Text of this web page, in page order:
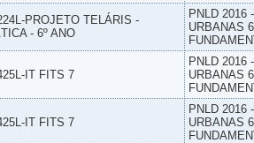
PROJETO TELÁRIS -
- 6º ANO
PNLD 2016
URBANAS
IT FITS 7
PNLD 2016
URBANAS
IT FITS 7
PNLD 2016
URBANAS